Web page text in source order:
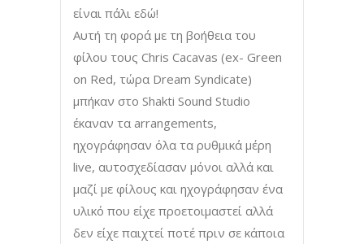
είναι πάλι εδώ!
Αυτή τη φορά με τη βοήθεια του
φίλου τους Chris Cacavas (ex- Green
on Red, τώρα Dream Syndicate)
μπήκαν στο Shakti Sound Studio
έκαναν τα arrangements,
ηχογράφησαν όλα τα ρυθμικά μέρη
live, αυτοσχεδίασαν μόνοι αλλά και
μαζί με φίλους και ηχογράφησαν ένα
υλικό που είχε προετοιμαστεί αλλά
δεν είχε παιχτεί ποτέ πριν σε κάποια